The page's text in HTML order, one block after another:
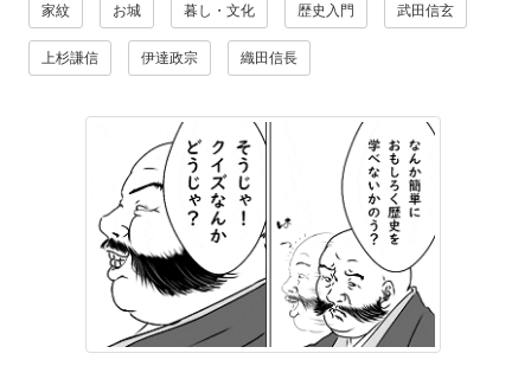
家紋 お城 暮し・文化 歴史入門 武田信玄
上杉謙信 伊達政宗 織田信長